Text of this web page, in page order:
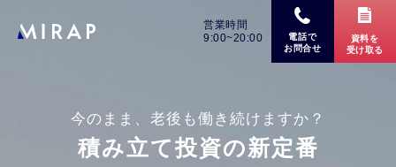
営業時間
9:00~20:00
電話で
お問合せ
資料を
受け取る
今のまま、老後も働き続けますか ？
積み立て投資の新定番